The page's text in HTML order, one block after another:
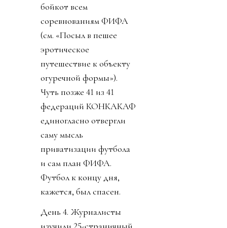
бойкот всем
соревнованиям ФИФА
(см. «Посыл в пешее
эротическое
путешествие к объекту
огуречной формы»).
Чуть позже 41 из 41
федераций КОНКАКАФ
единогласно отвергли
саму мысль
приватизации футбола
и сам план ФИФА.
Футбол к концу дня,
кажется, был спасен.
День 4. Журналисты
изучили 25-страничный